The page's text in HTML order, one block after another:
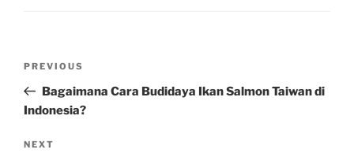
Previous
Post
PREVIOUS
Bagaimana Cara Budidaya Ikan Salmon Taiwan di
Indonesia?
Next
NEXT